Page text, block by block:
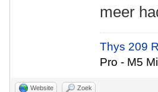
meer
Thys 209
Pro - M5
Website Zoek